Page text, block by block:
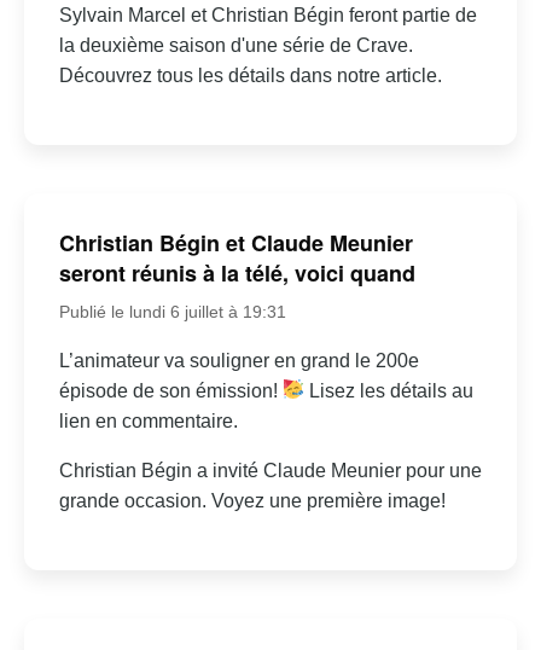
Sylvain Marcel et Christian Bégin feront partie de
la deuxième saison d'une série de Crave.
Découvrez tous les détails dans notre article.
Christian Bégin et Claude Meunier
seront réunis à la télé, voici quand
Publié le lundi 6 juillet à 19:31
L’animateur va souligner en grand le 200e
épisode de son émission!
Lisez les détails au
lien en commentaire.
Christian Bégin a invité Claude Meunier pour une
grande occasion. Voyez une première image!